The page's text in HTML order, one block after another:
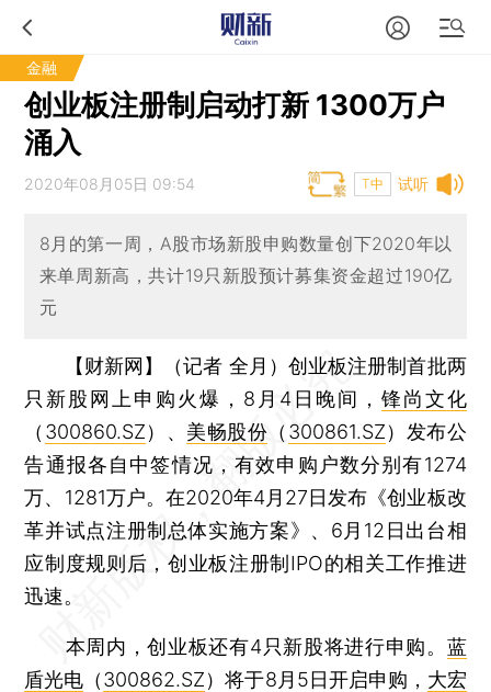
金融
创业板注册制启动打新 1300万户
涌入
试听
2020年08月05日 09:54 T中
8月的第一周，A股市场新股申购数量创下2020年以
来单周新高，共计19只新股预计募集资金超过190亿
元
【财新网】（记者 全月） 创业板注册制首批两
只新股网上申购火爆，8月4日晚间， 锋尚文化
（ 300860.SZ）、 美畅股份 （300861.SZ）发布公
告通报各自中签情况，有效申购户数分别有1274
万、1281万户。在2020年4月27日发布《创业板改
革并试点注册制总体实施方案》、6月12日出台相
应制度规则后，创业板注册制IPO的相关工作推进
迅速。
本周内，创业板还有4只新股将进行申购。 蓝
盾光电 （300862.SZ）将于8月5日开启申购， 大宏